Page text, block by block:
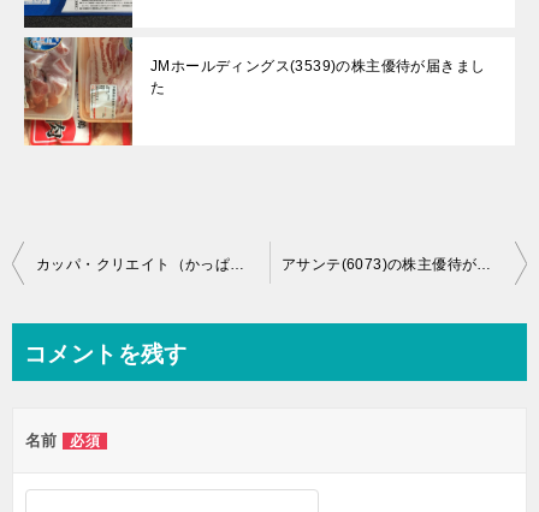
JMホールディングス(3539)の株主優待が届きまし
た
投
ビ
ー
シ
カッパ・クリエイト（かっぱ寿司）(7421)の株主優待が届きました アサンテ(6073)の株主優待が届きました。
コメントを残す
名前 必須